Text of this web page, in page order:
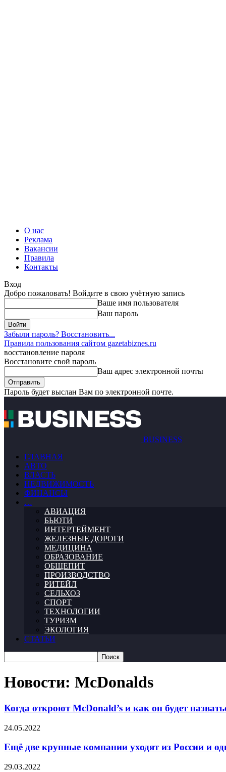
О нас
Реклама
Вакансии
Правила
Контакты
Вход
Добро пожаловать! Войдите в свою учётную запись
Ваше имя пользователя
Ваш пароль
Забыли пароль? Восстановить...
Правила пользования сайтом gazetabiznes.ru
восстановление пароля
Восстановите свой пароль
Ваш адрес электронной почты
Пароль будет выслан Вам по электронной почте.
BUSINESS
ГЛАВНАЯ
АВТО
ВЛАСТЬ
НЕДВИЖИМОСТЬ
ФИНАНСЫ
…
АВИАЦИЯ
БЬЮТИ
ИНТЕРТЕЙМЕНТ
ЖЕЛЕЗНЫЕ ДОРОГИ
МЕДИЦИНА
ОБРАЗОВАНИЕ
ОБЩЕПИТ
ПРОИЗВОДСТВО
РИТЕЙЛ
СЕЛЬХОЗ
СПОРТ
ТЕХНОЛОГИИ
ТУРИЗМ
ЭКОЛОГИЯ
СТАТЬИ
Новости: McDonalds
Когда откроют McDonald’s и как он будет
24.05.2022
Ещё две крупные компании уходят из России и
29.03.2022